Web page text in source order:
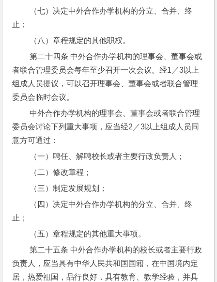
止；
（八）章程规定的其他职权。
第二十四条 中外合作办学机构的理事会、董事会或
者联合管理委员会每年至少召开一次会议。经1／3以上
组成人员提议，可以召开理事会、董事会或者联合管理
委员会临时会议。
委员会讨论下列重大事项，应当经2／3以上组成人员同
意方可通过：
（一）聘任、解聘校长或者主要行政负责人；
（二）修改章程；
（三）制定发展规划；
止；
（五）章程规定的其他重大事项。
第二十五条 中外合作办学机构的校长或者主要行政
负责人，应当具有中华人民共和国国籍，在中国境内定
居，热爱祖国，品行良好，具有教育、教学经验，并具